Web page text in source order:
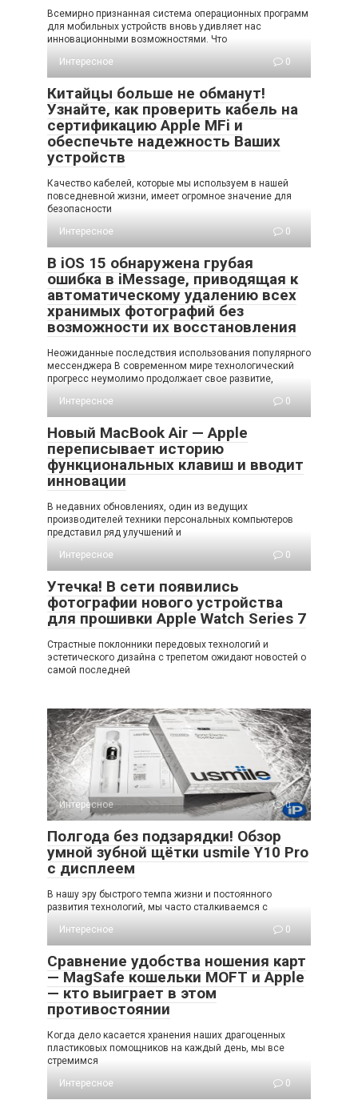
Всемирно признанная система операционных программ
для мобильных устройств вновь удивляет нас
инновационными возможностями. Что
Интересное
0
Китайцы больше не обманут!
Узнайте, как проверить кабель на
сертификацию Apple MFi и
обеспечьте надежность Ваших
устройств
Качество кабелей, которые мы используем в нашей
повседневной жизни, имеет огромное значение для
безопасности
Интересное
0
В iOS 15 обнаружена грубая
ошибка в iMessage, приводящая к
автоматическому удалению всех
хранимых фотографий без
возможности их восстановления
Неожиданные последствия использования популярного
мессенджера В современном мире технологический
прогресс неумолимо продолжает свое развитие,
Интересное
0
Новый MacBook Air — Apple
переписывает историю
функциональных клавиш и вводит
инновации
В недавних обновлениях, один из ведущих
производителей техники персональных компьютеров
представил ряд улучшений и
Интересное
0
Утечка! В сети появились
фотографии нового устройства
для прошивки Apple Watch Series 7
Страстные поклонники передовых технологий и
эстетического дизайна с трепетом ожидают новостей о
самой последней
Интересное 0
Полгода без подзарядки! Обзор
умной зубной щётки usmile Y10 Pro
с дисплеем
В нашу эру быстрого темпа жизни и постоянного
развития технологий, мы часто сталкиваемся с
Интересное
0
Сравнение удобства ношения карт
— MagSafe кошельки MOFT и Apple
— кто выиграет в этом
противостоянии
Когда дело касается хранения наших драгоценных
пластиковых помощников на каждый день, мы все
стремимся
Интересное
0